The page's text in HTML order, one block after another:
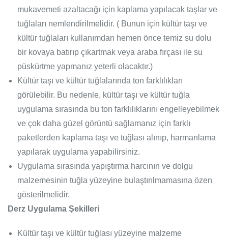
mukavemeti azaltacağı için kaplama yapılacak taşlar ve
tuğlaları nemlendirilmelidir. ( Bunun için kültür taşı ve
kültür tuğlaları kullanımdan hemen önce temiz su dolu
bir kovaya batırıp çıkartmak veya araba fırçası ile su
püskürtme yapmanız yeterli olacaktır.)
Kültür taşı ve kültür tuğlalarında ton farklılıkları
görülebilir. Bu nedenle, kültür taşı ve kültür tuğla
uygulama sırasında bu ton farklılıklarını engelleyebilmek
ve çok daha güzel görüntü sağlamanız için farklı
paketlerden kaplama taşı ve tuğlası alınıp, harmanlama
yapılarak uygulama yapabilirsiniz.
Uygulama sırasında yapıştırma harcının ve dolgu
malzemesinin tuğla yüzeyine bulaştırılmamasına özen
gösterilmelidir.
Derz Uygulama Şekilleri
Kültür taşı ve kültür tuğlası yüzeyine malzeme